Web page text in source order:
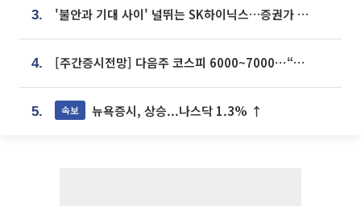
3. '불안과 기대 사이' 널뛰는 SK하이닉스…증권가 "HBM4·LTA 기반 펀터멘털 견고"
4. [주간증시전망] 다음주 코스피 6000~7000⋯“外人 수급은 정책이 변수”
5. 속보 뉴욕증시, 상승...나스닥 1.3% ↑